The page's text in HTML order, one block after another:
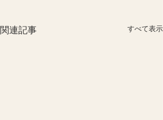
関連記事 すべて表示